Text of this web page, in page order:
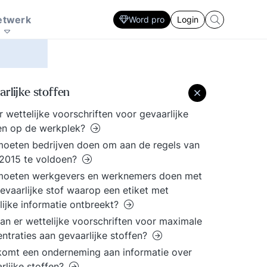
Word pro Login
Lastige
een
publiek, een
loopt, een
gesprek waar
kijkt. Doe
voordeel met de
binnen
kennisbank.
sector. Ontwikkel
Strategisch HRM, De
projecten? Ieder zijn
eigen specialisme en
vaardigheden. Volg de
professional.
Strategie ontwikkeling en uitvoering
en sociale innovatie
marketing prikkel
stoffen
wettelijke voorschriften voor gevaarlijke
op de werkplek?
bedrijven doen om aan de regels van
te voldoen?
werkgevers en werknemers doen met
stof waarop een etiket met
informatie ontbreekt?
er wettelijke voorschriften voor maximale
aan gevaarlijke stoffen?
een onderneming aan informatie over